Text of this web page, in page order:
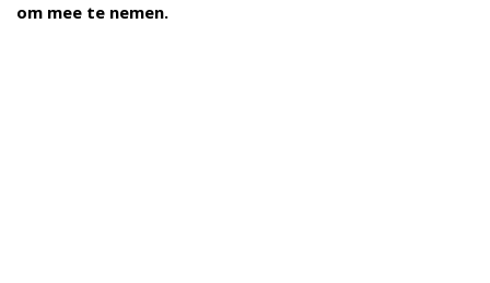
om mee te nemen.